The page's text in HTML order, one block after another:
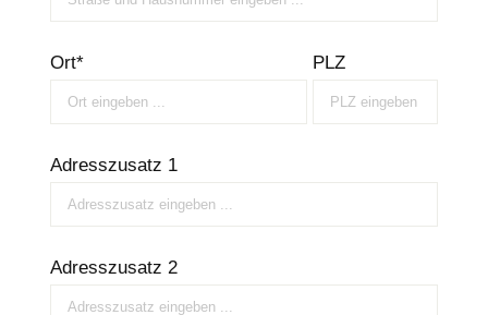
Ort* PLZ
Adresszusatz 1
Adresszusatz 2